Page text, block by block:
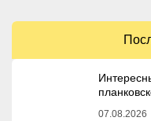
07.08.2026